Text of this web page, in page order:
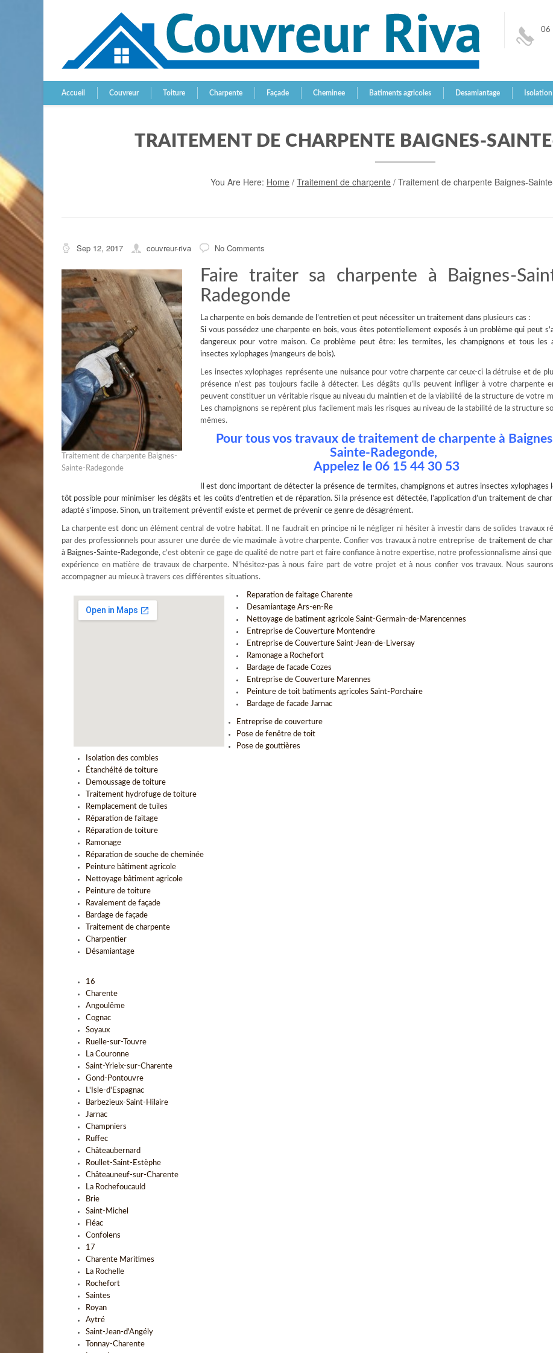
06
Accueil Couvreur Toiture Charpente Façade Cheminee Batiments agricoles Desamiantage Isolation
TRAITEMENT DE CHARPENTE BAIGNES-
You Are Here: Home / Traitement de charpente / Traitement de charpente Baignes-
Sep 12, 2017 couvreur-riva No Comments
Traitement de charpente Baignes-
Sainte-Radegonde
Faire traiter sa charpente à Baignes-
Radegonde
La charpente en bois demande de l’entretien et peut nécessiter un traitement dans plusieurs cas :
Si vous possédez une charpente en bois, vous êtes potentiellement exposés à un problème qui peut
dangereux pour votre maison. Ce problème peut être: les termites, les champignons et tous les
insectes xylophages (mangeurs de bois).
Les insectes xylophages représente une nuisance pour votre charpente car ceux-ci la détruise et de
présence n’est pas toujours facile à détecter. Les dégâts qu’ils peuvent infliger à votre charpente
peuvent constituer un véritable risque au niveau du maintien et de la viabilité de la structure de votre
Les champignons se repèrent plus facilement mais les risques au niveau de la stabilité de la structure
mêmes.
Pour tous vos travaux de traitement de charpente à
Sainte-Radegonde,
Appelez le 06 15 44 30 53
Il est donc important dedétecter la présence de termites, champignons et autres insectes xylophages
tôt possible pour minimiser les dégâts et les coûts d’entretien et de réparation. Si la présence est détectée, l’application d’un traitement de
adapté s’impose. Sinon, un traitement préventif existe et permet de prévenir ce genre de désagrément.
La charpente est donc un élément central de votre habitat. Il ne faudrait en principe ni le négliger ni hésiter à investir dans de solides travaux
par des professionnels pour assurer une durée de vie maximale à votre charpente. Confier vos travaux à notre entreprise de traitement de
à Baignes-Sainte-Radegonde, c’est obtenir ce gage de qualité de notre part et faire confiance à notre expertise, notre professionnalisme ainsi
expérience en matière de travaux de charpente. N’hésitez-pas à nous faire part de votre projet et à nous confier vos travaux. Nous
accompagner au mieux à travers ces différentes situations.
Reparation de faitage Charente
Desamiantage Ars-en-Re
Nettoyage de batiment agricole Saint-Germain-de-Marencennes
Entreprise de Couverture Montendre
Entreprise de Couverture Saint-Jean-de-Liversay
Ramonage a Rochefort
Bardage de facade Cozes
Entreprise de Couverture Marennes
Peinture de toit batiments agricoles Saint-Porchaire
Bardage de facade Jarnac
Entreprise de couverture
Pose de fenêtre de toit
Pose de gouttières
Isolation des combles
Étanchéité de toiture
Demoussage de toiture
Traitement hydrofuge de toiture
Remplacement de tuiles
Réparation de faitage
Réparation de toiture
Ramonage
Réparation de souche de cheminée
Peinture bâtiment agricole
Nettoyage bâtiment agricole
Peinture de toiture
Ravalement de façade
Bardage de façade
Traitement de charpente
Charpentier
Désamiantage
16
Charente
Angoulême
Cognac
Soyaux
Ruelle-sur-Touvre
La Couronne
Saint-Yrieix-sur-Charente
Gond-Pontouvre
L'Isle-d'Espagnac
Barbezieux-Saint-Hilaire
Jarnac
Champniers
Ruffec
Châteaubernard
Roullet-Saint-Estèphe
Châteauneuf-sur-Charente
La Rochefoucauld
Brie
Saint-Michel
Fléac
Confolens
17
Charente Maritimes
La Rochelle
Rochefort
Saintes
Royan
Aytré
Saint-Jean-d'Angély
Tonnay-Charente